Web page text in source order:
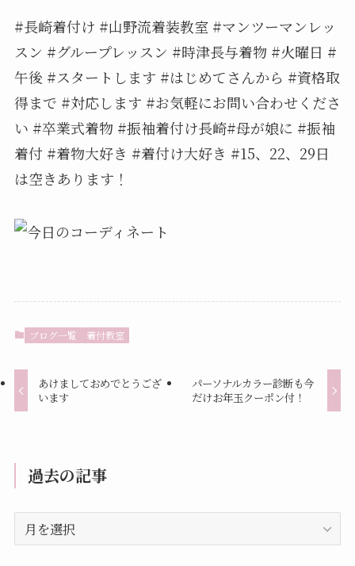
#長崎着付け #山野流着装教室 #マンツーマンレッ
スン #グループレッスン #時津長与着物 #火曜日 #
午後 #スタートします️ #はじめてさんから #資格取
得まで #対応します #お気軽にお問い合わせくださ
い #卒業式着物 #振袖着付け長崎#母が娘に #振袖
着付 #着物大好き #着付け大好き #15、22、29日
は空きあります！
ブログ一覧 着付教室
あけましておめでとうござ
います
パーソナルカラー診断も今
だけお年玉クーポン付！
過去の記事
去